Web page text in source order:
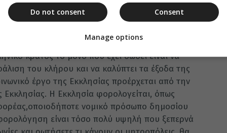
ΤΗΣ ΕΚΚΛΗΣΙΑΣ – ΦΟΡΟΛΟΓΗΣΗ
έργο της Εκκλησίας, αλλά και στην
έχει προσφέρει πάρα πολλά για να γίνει
κράτος». Από το 1833 έχει δοθεί τεράστιος
κράτος το μόνο που έχει δώσει είναι να
του κλήρου και να καλύπτει τα έξοδα της
έργο της Εκκλησίας προέρχεται από την
Εκκλησίας. Η Εκκλησία φορολογείται, όπως
νομικό πρόσωπο δημοσίου
είναι τόσο πολύ υψηλή που ξεπερνά
Consent
Do not consent
Manage options